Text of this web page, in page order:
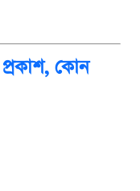
কোন